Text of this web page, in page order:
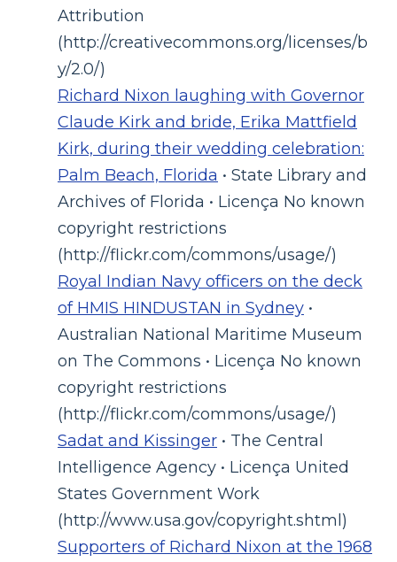
Attribution
(http://creativecommons.org/licenses/b
y/2.0/)
Richard Nixon laughing with Governor
Claude Kirk and bride, Erika Mattfield
Kirk, during their wedding celebration:
Palm Beach, Florida • State Library and
Archives of Florida • Licença No known
copyright restrictions
(http://flickr.com/commons/usage/)
Royal Indian Navy officers on the deck
of HMIS HINDUSTAN in Sydney •
Australian National Maritime Museum
on The Commons • Licença No known
copyright restrictions
(http://flickr.com/commons/usage/)
Sadat and Kissinger • The Central
Intelligence Agency • Licença United
States Government Work
(http://www.usa.gov/copyright.shtml)
Supporters of Richard Nixon at the 1968